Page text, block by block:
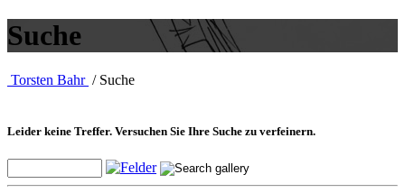
Suche
Torsten Bahr / Suche
Leider keine Treffer. Versuchen Sie Ihre Suche zu verfeinern.